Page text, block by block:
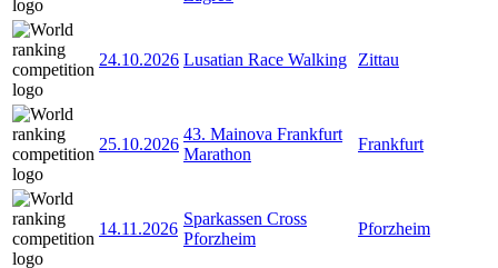
24.10.2026 Lusatian Race Walking Zittau
25.10.2026
43. Mainova Frankfurt
Marathon
Frankfurt
14.11.2026
Sparkassen Cross
Pforzheim
Pforzheim